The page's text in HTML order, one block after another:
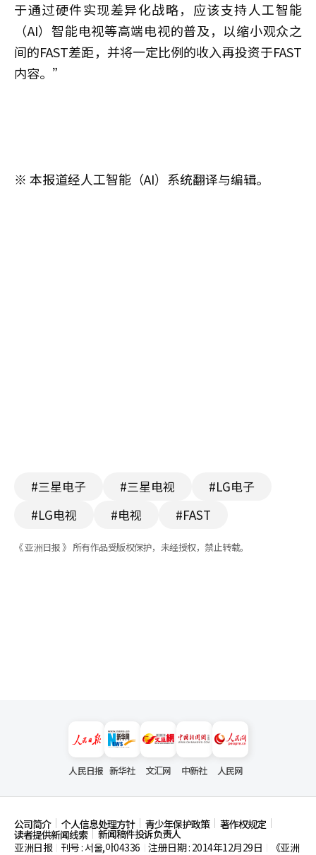
于通过硬件实现差异化战略，应该支持人工智能
（AI）智能电视等高端电视的普及，以缩小观众之
间的FAST差距，并将一定比例的收入再投资于FAST
内容。”
※ 本报道经人工智能（AI）系统翻译与编辑。
#三星电子 #三星电视
#LG电子
#LG电视
#电视 #FAST
《 亚洲日报 》 所有作品受版权保护，未经授权，禁止转载。
人民日报 新华社 文汇网 中新社 人民网
公司简介 个人信息处理方针 青少年保护政策 著作权规定
读者提供新闻线索
新闻稿件投诉负责人
亚洲日报
刊号 : 서울,아04336 注册日期 : 2014年12月29日 《亚洲